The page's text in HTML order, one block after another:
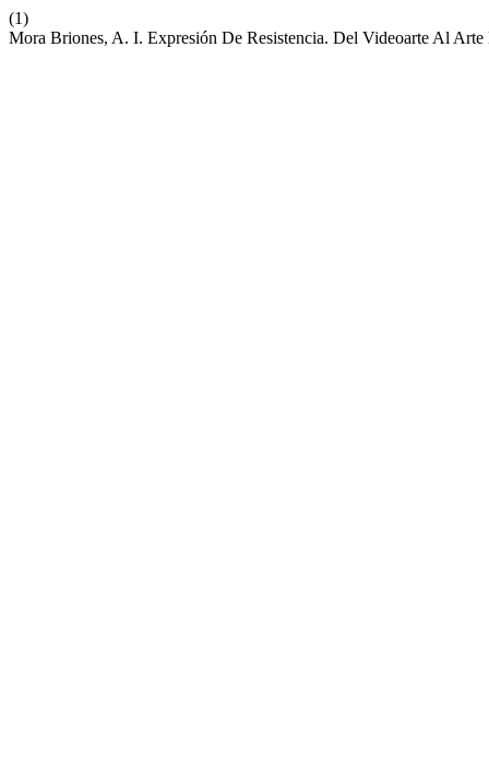
(1)
Mora Briones, A. I. Expresión De Resistencia. Del Videoarte Al